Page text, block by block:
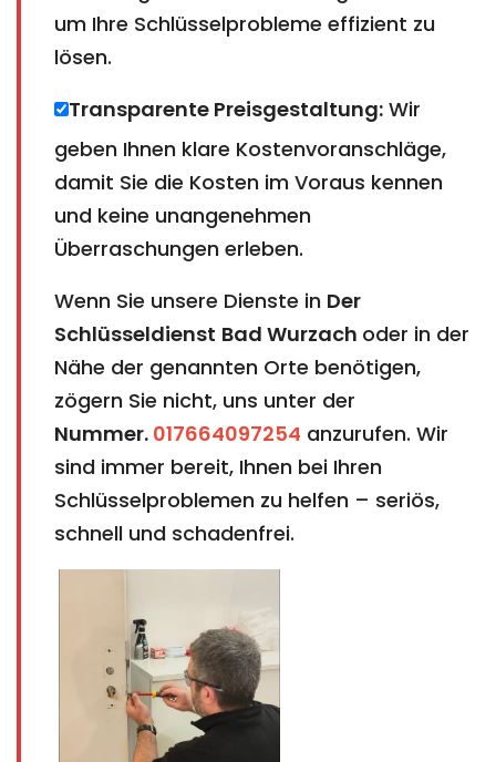
um Ihre Schlüsselprobleme effizient zu
lösen.
Transparente Preisgestaltung: Wir
geben Ihnen klare Kostenvoranschläge,
damit Sie die Kosten im Voraus kennen
und keine unangenehmen
Überraschungen erleben.
Wenn Sie unsere Dienste in Der
Schlüsseldienst Bad Wurzach oder in der
Nähe der genannten Orte benötigen,
zögern Sie nicht, uns unter der
Nummer. 017664097254 anzurufen. Wir
sind immer bereit, Ihnen bei Ihren
Schlüsselproblemen zu helfen – seriös,
schnell und schadenfrei.